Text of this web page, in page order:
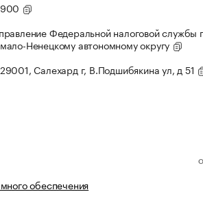
Федеральной налоговой службы
Ненецкому автономному округу
Салехард г, В.Подшибякина ул, д 51
обеспечения